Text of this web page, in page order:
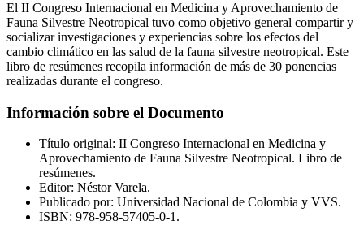
El II Congreso Internacional en Medicina y Aprovechamiento de
Fauna Silvestre Neotropical tuvo como objetivo general compartir y
socializar investigaciones y experiencias sobre los efectos del
cambio climático en las salud de la fauna silvestre neotropical. Este
libro de resúmenes recopila información de más de 30 ponencias
realizadas durante el congreso.
Información sobre el Documento
Título original: II Congreso Internacional en Medicina y
Aprovechamiento de Fauna Silvestre Neotropical. Libro de
resúmenes.
Editor: Néstor Varela.
Publicado por: Universidad Nacional de Colombia y VVS.
ISBN: 978-958-57405-0-1.